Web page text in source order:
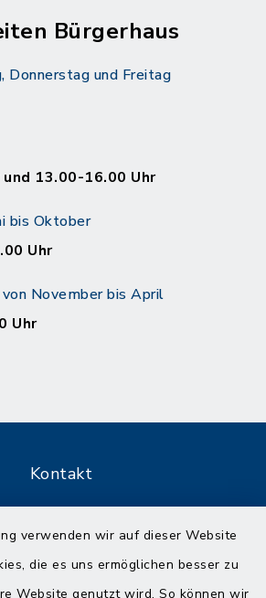
verwenden wir auf dieser Website
die es uns ermöglichen besser zu
Website genutzt wird. So können wir
Bürgerhaus
Donnerstag und Freitag
13.00-16.00 Uhr
bis Oktober
Uhr
November bis April
Uhr
Kontakt
Datenschutz